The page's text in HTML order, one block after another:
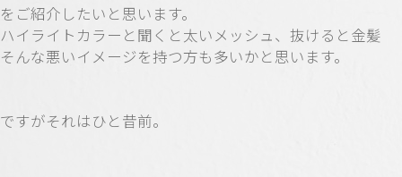
をご紹介したいと思います。
ハイライトカラーと聞くと太いメッシュ、抜けると金髪
そんな悪いイメージを持つ方も多いかと思います。
ですがそれはひと昔前。